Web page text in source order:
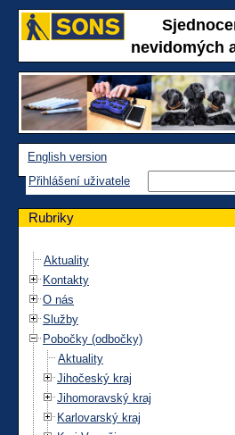
nevidomých
English version
Přihlášení uživatele
Rubriky
Aktuality
Kontakty
O nás
Služby
Pobočky (odbočky)
Aktuality
Jihočeský kraj
Jihomoravský kraj
Karlovarský kraj